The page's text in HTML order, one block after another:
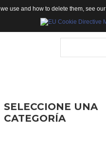
SELECCIONE UNA
CATEGORÍA
use and how to delete them, see our